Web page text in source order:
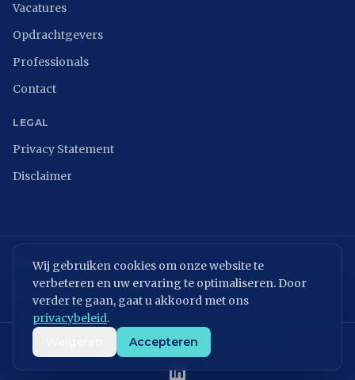
Vacatures
Opdrachtgevers
Professionals
Contact
LEGAL
Privacy Statement
Disclaimer
BRANCHEVERENIGINGEN
NCSCISACA NederlandDigital Trust CenterISO 27001ENISANIST
NIS2 Directive
KvK: 86699075 | BTW: NL864054506B01
©2026MVPeople B.V. All rights reserved.
Wij gebruiken cookies om onze website te
verbeteren en uw ervaring te optimaliseren. Door
verder te gaan, gaat u akkoord met ons
privacybeleid.
Accepteren